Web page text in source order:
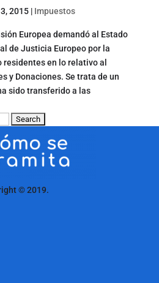
2015| Impuestos
Europea demandó al Estado
de Justicia Europeo por la
en lo relativo al
y Donaciones. Se trata de un
sido transferido a las
© 2019.